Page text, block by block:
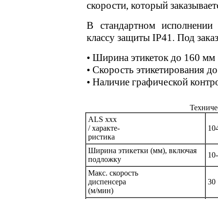
скорости, который
В стандартном исполнении
классу защиты IP41. Под
• Ширина этикеток до 160 мм
• Скорость этикетирования
• Наличие графической
ALS xxx
/ характе-
ристика
Ширина этикетки (мм), включая
подложку
Макс. скорость
диспенсера
(м/мин)
30